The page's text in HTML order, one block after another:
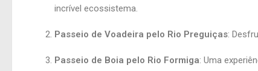
incrível ecossistema.
Passeio de Voadeira pelo Rio Preguiças:
Passeio de Boia pelo Rio Formiga: Uma